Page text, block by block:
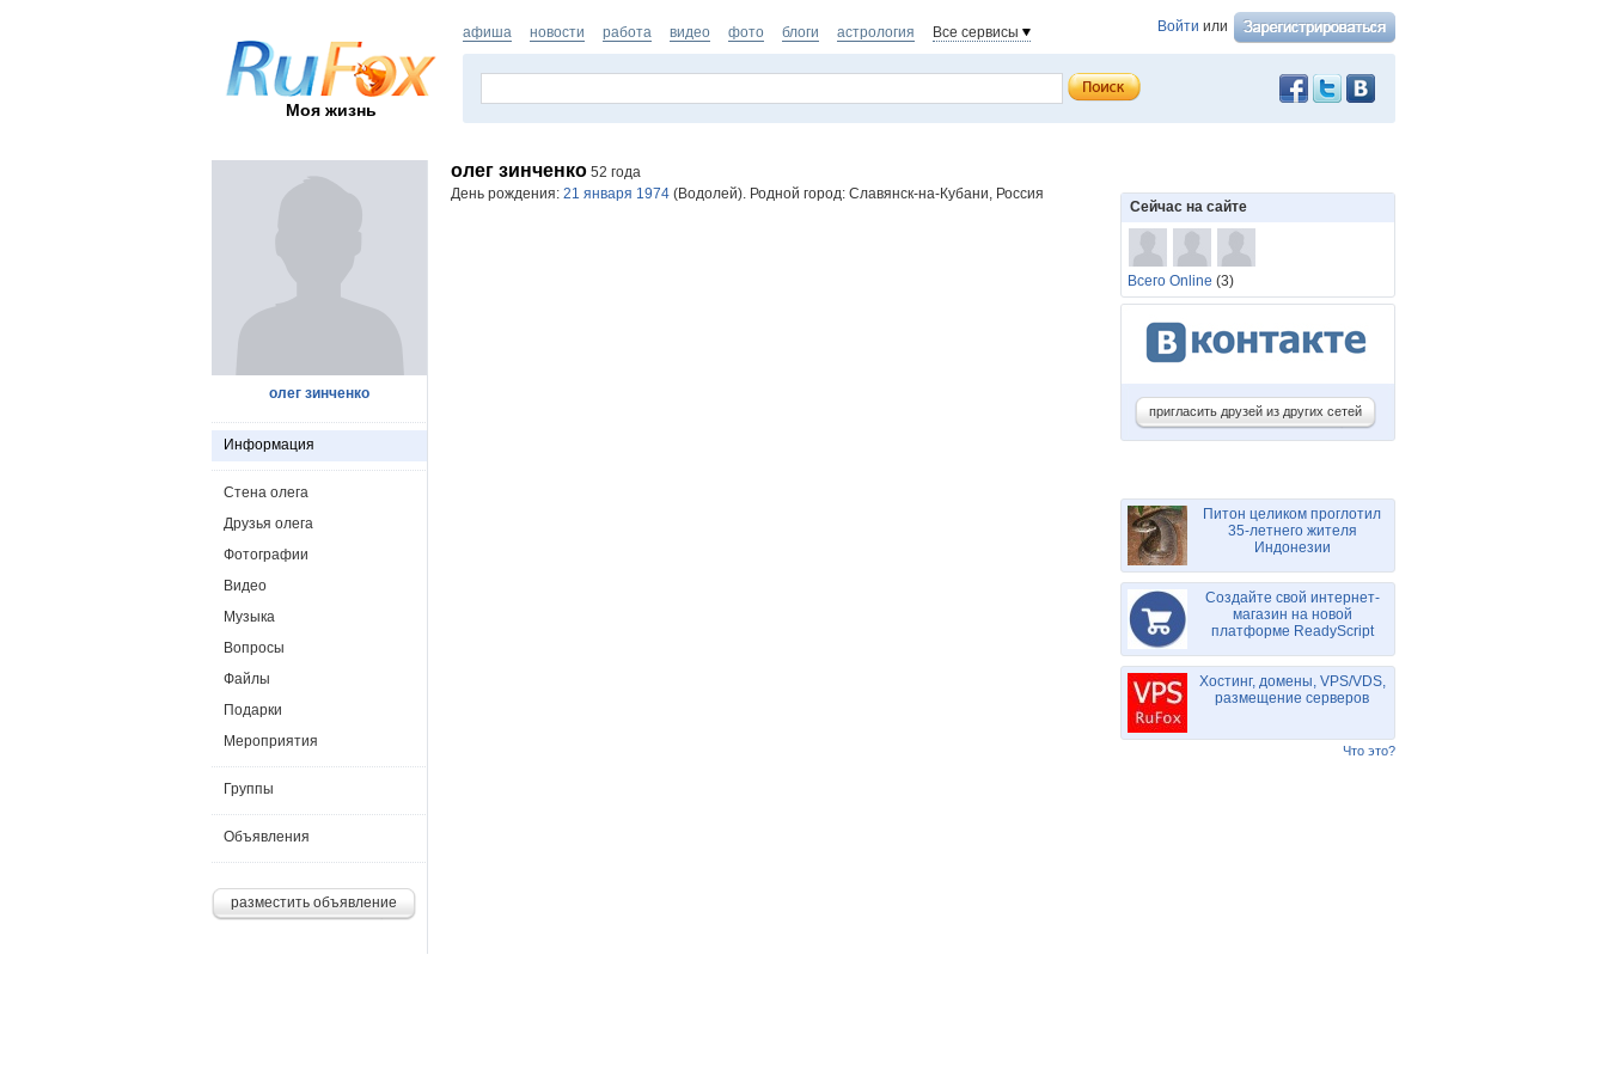
Моя жизнь
Войти или
афиша новости работа видео фото блоги астрология Все сервисы
олег зинченко 52 года
День рождения: 21 января 1974 (Водолей). Родной город: Славянск-на-Кубани, Россия
олег зинченко
Информация
Стена олега
Друзья олега
Фотографии
Видео
Музыка
Вопросы
Файлы
Подарки
Мероприятия
Группы
Объявления
разместить объявление
Сейчас на сайте
Всего Online (3)
пригласить друзей из других сетей
Питон целиком проглотил
35-летнего жителя
Индонезии
Создайте свой интернет-
магазин на новой
платформе ReadyScript
Хостинг, домены, VPS/VDS,
размещение серверов
Что это?